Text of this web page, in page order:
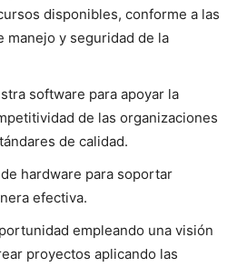
disponibles, conforme a las
manejo y seguridad de la
software para apoyar la
de las organizaciones
de calidad.
hardware para soportar
efectiva.
empleando una visión
proyectos aplicando las